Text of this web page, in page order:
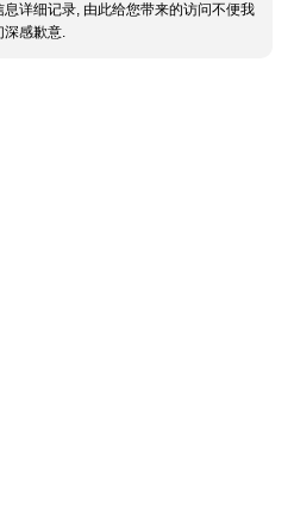
息详细记录, 由此给您带来的访问不便我
深感歉意.